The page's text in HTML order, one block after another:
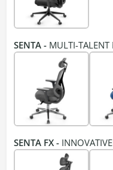
SENTA - MULTI-TALENT
SENTA FX -